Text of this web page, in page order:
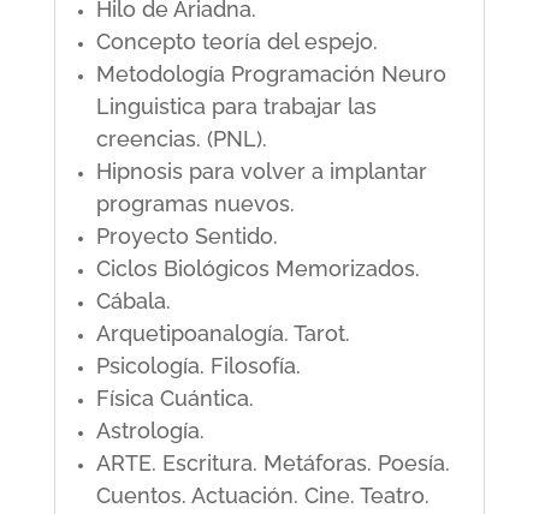
Hilo de Ariadna.
Concepto teoría del espejo.
Metodología Programación Neuro
Linguistica para trabajar las
creencias. (PNL).
Hipnosis para volver a implantar
programas nuevos.
Proyecto Sentido.
Ciclos Biológicos Memorizados.
Cábala.
Arquetipoanalogía. Tarot.
Psicología. Filosofía.
Física Cuántica.
Astrología.
ARTE. Escritura. Metáforas. Poesía.
Cuentos. Actuación. Cine. Teatro.